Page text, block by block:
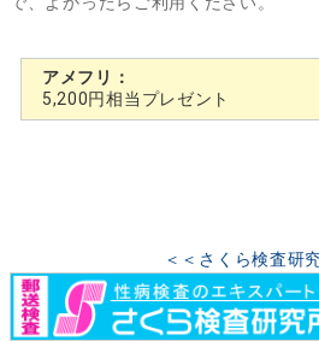
アメフリ：
5,200円相当プレゼント
＜＜さくら検査研